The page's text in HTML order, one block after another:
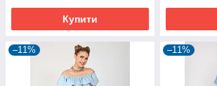
Купити
–11% –11%